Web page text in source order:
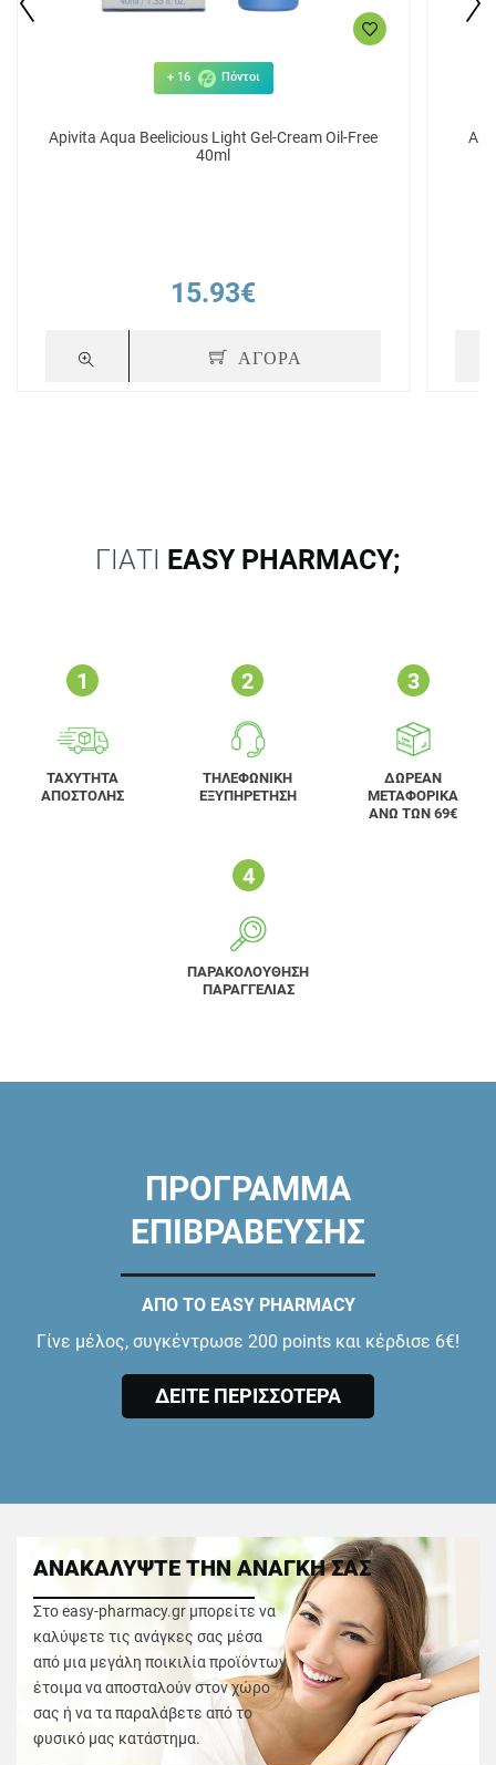
+ 16 Πόντοι
Apivita Aqua Beelicious Light Gel-Cream Oil-Free
40ml
15.93€
ΑΓΟΡΑ
ΓΙΑΤΙ EASY PHARMACY;
ΤΑΧΥΤΗΤΑ
ΑΠΟΣΤΟΛΗΣ
ΤΗΛΕΦΩΝΙΚΗ
ΕΞΥΠΗΡΕΤΗΣΗ
ΔΩΡΕΑΝ
ΜΕΤΑΦΟΡΙΚΑ
ΑΝΩ ΤΩΝ 69€
ΠΑΡΑΚΟΛΟΥΘΗΣΗ
ΠΑΡΑΓΓΕΛΙΑΣ
ΠΡΟΓΡΑΜΜΑ
ΕΠΙΒΡΑΒΕΥΣΗΣ
ΑΠΟ ΤΟ EASY PHARMACY
Γίνε μέλος, συγκέντρωσε 200 points και κέρδισε 6€!
ΔΕΙΤΕ ΠΕΡΙΣΣΟΤΕΡΑ
ΑΝΑΚΑΛΥΨΤΕ ΤΗΝ ΑΝΑΓΚΗ ΣΑΣ
Στο easy-pharmacy.gr μπορείτε να
καλύψετε τις ανάγκες σας μέσα
από μια μεγάλη ποικιλία προϊόντων
έτοιμα να αποσταλούν στον χώρο
σας ή να τα παραλάβετε από το
φυσικό μας κατάστημα.